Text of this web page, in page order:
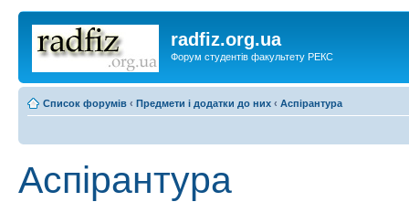
radfiz.org.ua
Форум студентів факультету РЕКС
Список форумів ‹ Предмети і додатки до них ‹ Аспірантура
Аспірантура